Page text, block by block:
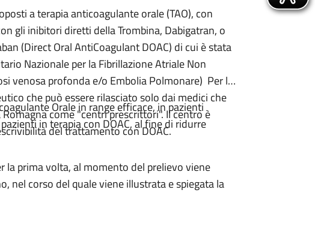
a terapia anticoagulante orale (TAO), con
gli inibitori diretti della Trombina, Dabigatran, o
(Direct Oral AntiCoagulant DOAC) di cui è stata
Nazionale per la Fibrillazione Atriale Non
venosa profonda e/o Embolia Polmonare) Per la
che può essere rilasciato solo dai medici che
come "centri prescrittori". Il centro è
del trattamento con DOAC.
Orale in range efficace, in pazienti
in terapia con DOAC, al fine di ridurre
la prima volta, al momento del prelievo viene
nel corso del quale viene illustrata e spiegata la
la corretta compilazione del questionario in